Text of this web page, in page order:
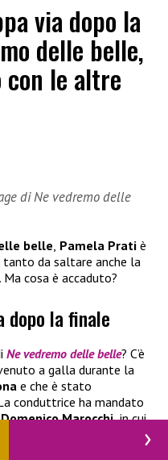
via dopo la
delle belle,
le altre
di Ne vedremo delle
belle Pamela Prati è
da saltare anche la
cosa è accaduto?
dopo la finale
Ne vedremo delle belle? C’è
a galla durante la
e che è stato
conduttrice ha mandato
Domenico Marocchi,in cui
spente le luci è scappata